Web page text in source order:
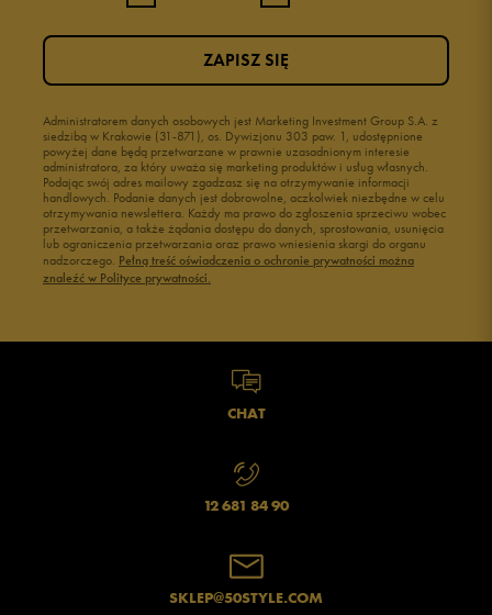
Administratorem danych osobowych jest Marketing Investment Group S.A. z
siedzibą w Krakowie (31-871), os. Dywizjonu 303 paw. 1, udostępnione
powyżej dane będą przetwarzane w prawnie uzasadnionym interesie
administratora, za który uważa się marketing produktów i usług własnych.
Podając swój adres mailowy zgadzasz się na otrzymywanie informacji
handlowych. Podanie danych jest dobrowolne, aczkolwiek niezbędne w celu
otrzymywania newslettera. Każdy ma prawo do zgłoszenia sprzeciwu wobec
przetwarzania, a także żądania dostępu do danych, sprostowania, usunięcia
lub ograniczenia przetwarzania oraz prawo wniesienia skargi do organu
nadzorczego. Pełną treść oświadczenia o ochronie prywatności można
znaleźć w Polityce prywatności.
ZAPISZ SIĘ
CHAT
12 681 84 90
SKLEP@50STYLE.COM